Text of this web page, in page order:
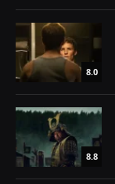
8.0
8.8